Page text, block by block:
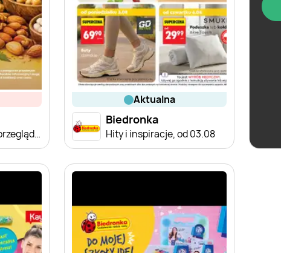
Produkty WEGE - przegląd cen
aktualna
Biedronka
Hity i inspiracje, od 03.08